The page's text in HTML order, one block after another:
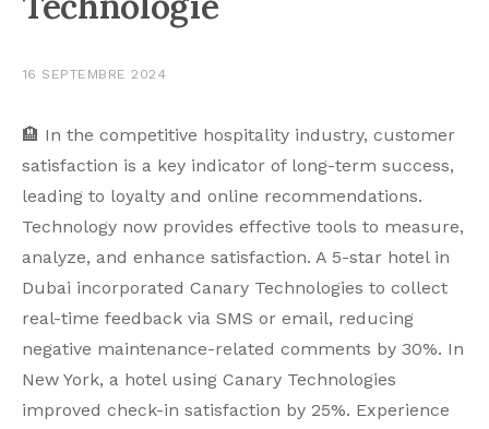
16 SEPTEMBRE 2024
🏨 In the competitive hospitality industry, customer
satisfaction is a key indicator of long-term success,
leading to loyalty and online recommendations.
Technology now provides effective tools to measure,
analyze, and enhance satisfaction. A 5-star hotel in
Dubai incorporated Canary Technologies to collect
real-time feedback via SMS or email, reducing
negative maintenance-related comments by 30%. In
New York, a hotel using Canary Technologies
improved check-in satisfaction by 25%. Experience